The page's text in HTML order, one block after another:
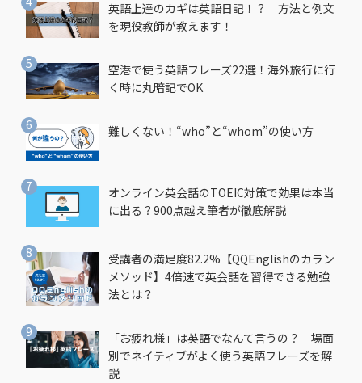
英語上達のカギは英語日記！？ 方法と例文
を現役教師が教えます！
空港で使う英語フレーズ22選！海外旅行に行
く時に丸暗記でOK
難しくない！“who”と“whom”の使い方
オンライン英会話のTOEIC対策で効果は本当
に出る？900点越え筆者が徹底解説
受講者の満足度82.2%【QQEnglishのカラン
メソッド】4倍速で英会話を習得できる勉強
法とは？
「お疲れ様」は英語でなんて言うの？ 場面
別でネイティブがよく使う英語フレーズを解
説